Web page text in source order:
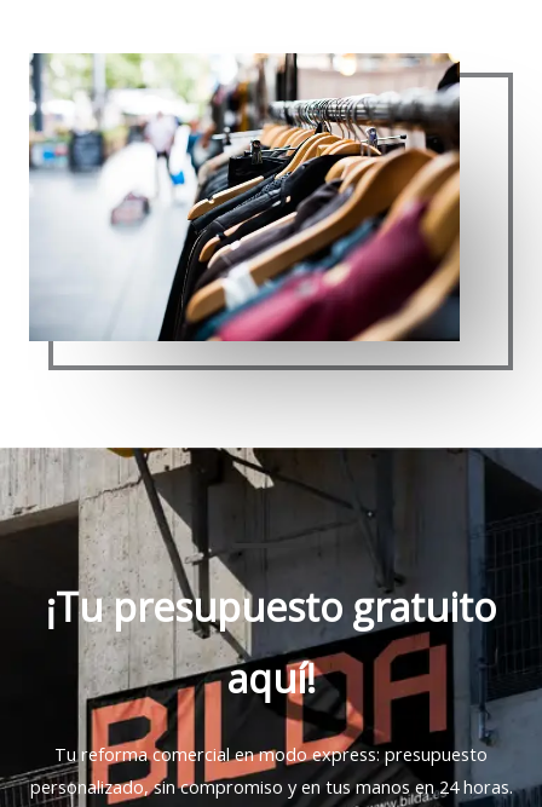
¡Tu presupuesto gratuito
aquí!
Tu reforma comercial en modo express: presupuesto
personalizado, sin compromiso y en tus manos en 24 horas.